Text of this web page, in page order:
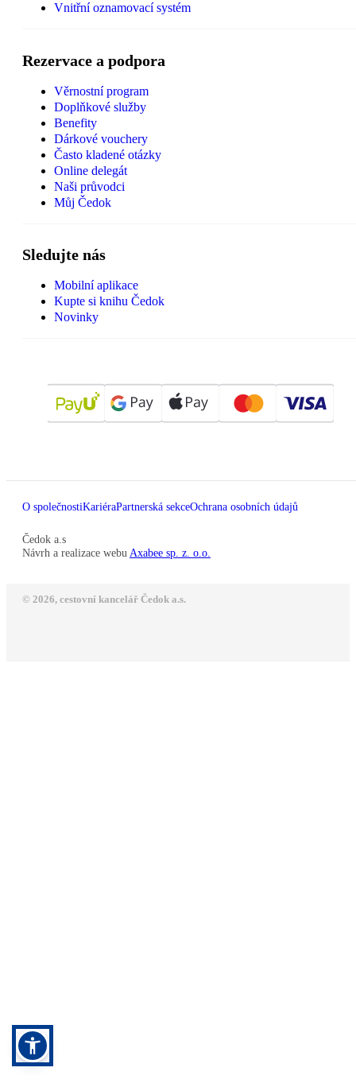
Vnitřní oznamovací systém
Rezervace a podpora
Věrnostní program
Doplňkové služby
Benefity
Dárkové vouchery
Často kladené otázky
Online delegát
Naši průvodci
Můj Čedok
Sledujte nás
Mobilní aplikace
Kupte si knihu Čedok
Novinky
O společnostiKariéraPartnerská sekceOchrana osobních údajů
Čedok a.s
Návrh a realizace webu Axabee sp. z. o.o.
© 2026, cestovní kancelář Čedok a.s.